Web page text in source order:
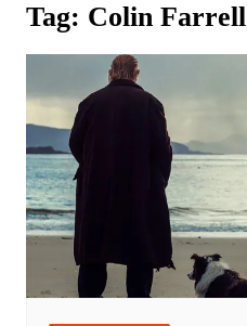
Tag: Colin Farrell